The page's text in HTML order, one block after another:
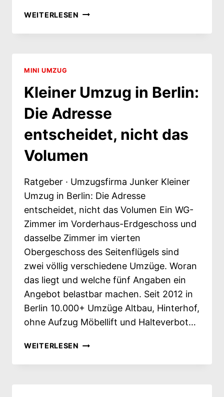
WEITERLESEN MINI
IN
UMFANG,
IM
ABLAUF
MINI UMZUG
Kleiner Umzug in Berlin:
Die Adresse
entscheidet, nicht das
Volumen
Ratgeber · Umzugsfirma Junker Kleiner
Umzug in Berlin: Die Adresse
entscheidet, nicht das Volumen Ein WG-
Zimmer im Vorderhaus-Erdgeschoss und
dasselbe Zimmer im vierten
Obergeschoss des Seitenflügels sind
zwei völlig verschiedene Umzüge. Woran
das liegt und welche fünf Angaben ein
Angebot belastbar machen. Seit 2012 in
Berlin 10.000+ Umzüge Altbau, Hinterhof,
ohne Aufzug Möbellift und Halteverbot…
WEITERLESEN KLEINER
IN